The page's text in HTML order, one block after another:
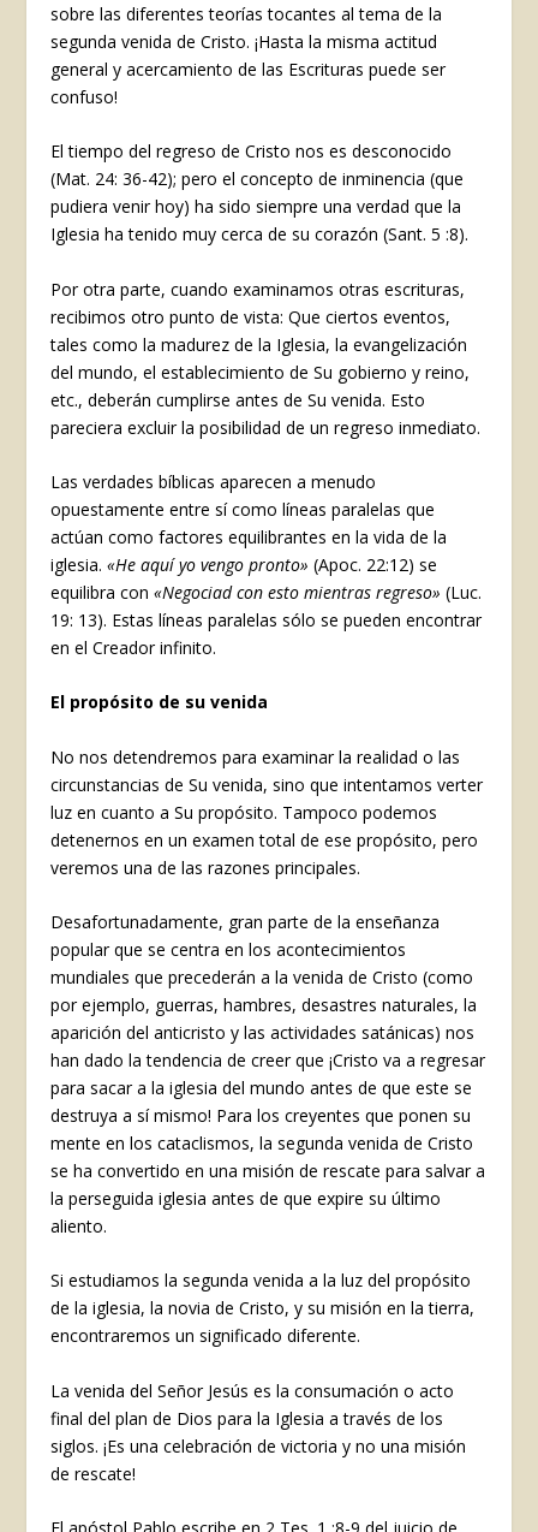
sobre las diferentes teorías tocantes al tema de la
segunda venida de Cristo. ¡Hasta la misma actitud
general y acercamiento de las Escrituras puede ser
confuso!
El tiempo del regreso de Cristo nos es desconocido
(Mat. 24: 36-42); pero el concepto de inminencia (que
pudiera venir hoy) ha sido siempre una verdad que la
Iglesia ha tenido muy cerca de su corazón (Sant. 5 :8).
Por otra parte, cuando examinamos otras escrituras,
recibimos otro punto de vista: Que ciertos eventos,
tales como la madurez de la Iglesia, la evangelización
del mundo, el establecimiento de Su gobierno y reino,
etc., deberán cumplirse antes de Su venida. Esto
pareciera excluir la posibilidad de un regreso inmediato.
Las verdades bíblicas aparecen a menudo
opuestamente entre sí como líneas paralelas que
actúan como factores equilibrantes en la vida de la
iglesia.«He aquí yo vengo pronto» (Apoc. 22:12) se
equilibra con«Negociad con esto mientras regreso» (Luc.
19: 13). Estas líneas paralelas sólo se pueden encontrar
en el Creador infinito.
El propósito de su venida
No nos detendremos para examinar la realidad o las
circunstancias de Su venida, sino que intentamos verter
luz en cuanto a Su propósito. Tampoco podemos
detenernos en un examen total de ese propósito, pero
veremos una de las razones principales.
Desafortunadamente, gran parte de la enseñanza
popular que se centra en los acontecimientos
mundiales que precederán a la venida de Cristo (como
por ejemplo, guerras, hambres, desastres naturales, la
aparición del anticristo y las actividades satánicas) nos
han dado la tendencia de creer que ¡Cristo va a regresar
para sacar a la iglesia del mundo antes de que este se
destruya a sí mismo! Para los creyentes que ponen su
mente en los cataclismos, la segunda venida de Cristo
se ha convertido en una misión de rescate para salvar a
la perseguida iglesia antes de que expire su último
aliento.
Si estudiamos la segunda venida a la luz del propósito
de la iglesia, la novia de Cristo, y su misión en la tierra,
encontraremos un significado diferente.
La venida del Señor Jesús es la consumación o acto
final del plan de Dios para la Iglesia a través de los
siglos. ¡Es una celebración de victoria y no una misión
de rescate!